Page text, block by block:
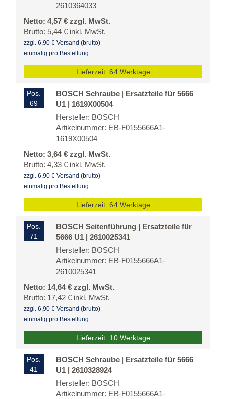
2610364033
Netto: 4,57 € zzgl. MwSt.
Brutto: 5,44 € inkl. MwSt.
zzgl. 6,90 € Versand (brutto)
einmalig pro Bestellung
Lieferzeit: 64 Werktage
Pos.
69
BOSCH Schraube | Ersatzteile für 5666
U1 | 1619X00504
Hersteller: BOSCH
Artikelnummer: EB-F0155666A1-
1619X00504
Netto: 3,64 € zzgl. MwSt.
Brutto: 4,33 € inkl. MwSt.
zzgl. 6,90 € Versand (brutto)
einmalig pro Bestellung
Lieferzeit: 64 Werktage
Pos.
71
BOSCH Seitenführung | Ersatzteile für
5666 U1 | 2610025341
Hersteller: BOSCH
Artikelnummer: EB-F0155666A1-
2610025341
Netto: 14,64 € zzgl. MwSt.
Brutto: 17,42 € inkl. MwSt.
zzgl. 6,90 € Versand (brutto)
einmalig pro Bestellung
Lieferzeit: 10 Werktage
Pos.
41
BOSCH Schraube | Ersatzteile für 5666
U1 | 2610328924
Hersteller: BOSCH
Artikelnummer: EB-F0155666A1-